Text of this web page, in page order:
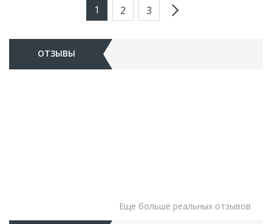
1 2 3
ОТЗЫВЫ
Еще больше реальных отзывов